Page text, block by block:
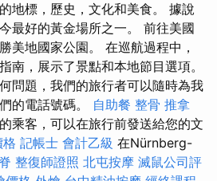
地標，歷史，文化和美食。 據說
最好的黃金場所之一。 前往美國
美地國家公園。 在巡航過程中，
南，展示了景點和本地節目選項。
問題，我們的旅行者可以隨時為我
的電話號碼。 自助餐 整骨 推拿
乘客，可以在旅行前發送給您的文
格 記帳士 會計乙級 在Nürnberg-
整復師證照 北屯按摩 滅鼠公司評